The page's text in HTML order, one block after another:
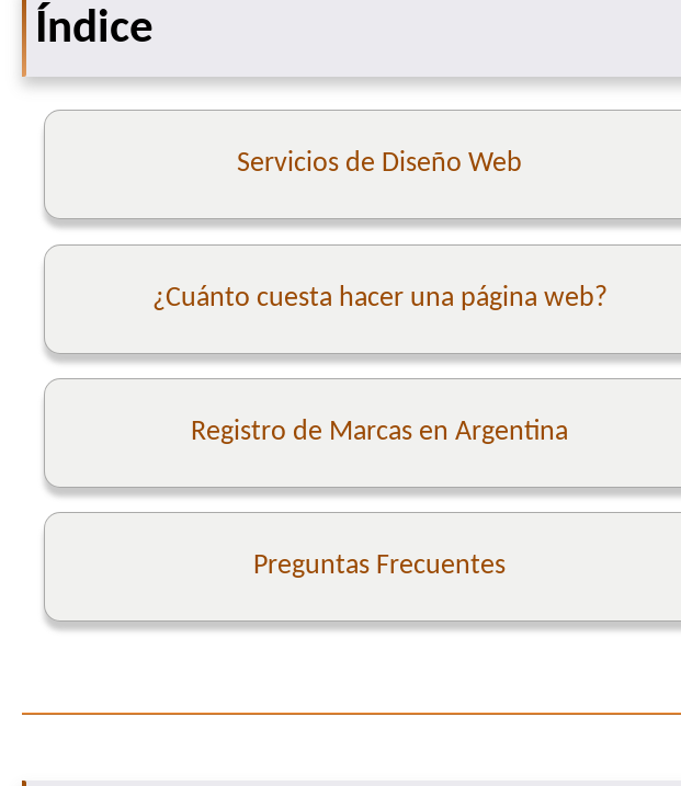
Índice
Servicios de Diseño Web
¿Cuánto cuesta hacer una página web?
Registro de Marcas en Argentina
Preguntas Frecuentes